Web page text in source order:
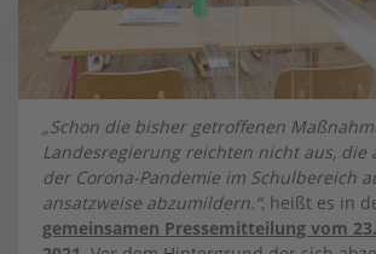
„Schon die bisher getroffenen
Landesregierung reichten nicht aus, die
der Corona-Pandemie im Schulbereich
ansatzweise abzumildern.“, heißt es in
gemeinsamen Pressemitteilung vom